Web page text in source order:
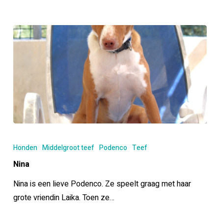
Honden Middelgroot teef Podenco Teef
Nina
Nina is een lieve Podenco. Ze speelt graag met haar
grote vriendin Laika. Toen ze…